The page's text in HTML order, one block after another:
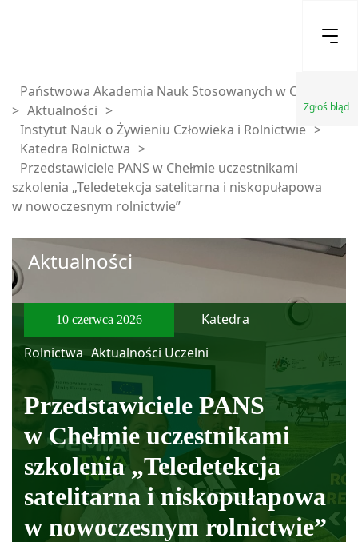
Zgłoś błąd
Państwowa Akademia Nauk Stosowanych w Chełmie
> Aktualności >
Instytut Nauk o Żywieniu Człowieka i Rolnictwie >
Katedra Rolnictwa >
Przedstawiciele PANS w Chełmie uczestnikami
szkolenia „Teledetekcja satelitarna i niskopułapowa
w nowoczesnym rolnictwie”
Aktualności
10 czerwca 2026
Katedra
Rolnictwa Aktualności Uczelni
Przedstawiciele PANS
w Chełmie uczestnikami
szkolenia „Teledetekcja
satelitarna i niskopułapowa
w nowoczesnym rolnictwie”